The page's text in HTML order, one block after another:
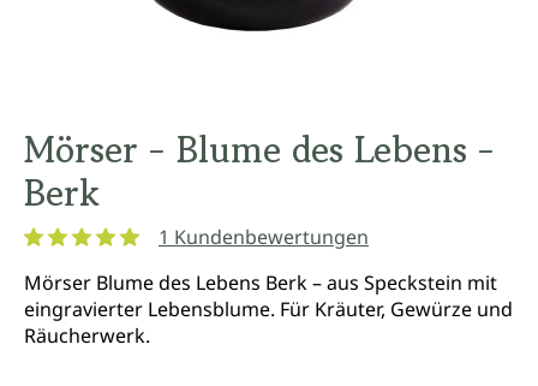
Mörser - Blume des Lebens -
Berk
1 Kundenbewertungen
Mörser Blume des Lebens Berk – aus Speckstein mit
eingravierter Lebensblume. Für Kräuter, Gewürze und
Räucherwerk.